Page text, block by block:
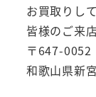
お買取りし
皆様のご来
〒647-0052
和歌山県新